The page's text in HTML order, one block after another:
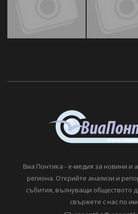
Виа Понтика - е-медия за новини и
региона. Открийте анализи и
събития, вълнуващи обществото
свържете с нас по